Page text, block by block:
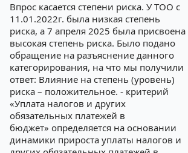
Впрос касается степени риска. У ТОО с
11.01.2022г. была низкая степень
риска, а 7 апреля 2025 была присвоена
высокая степень риска. Было подано
обращение на разъяснение данного
категорирования, на что мы получили
ответ: Влияние на степень (уровень)
риска – положительное. - критерий
«Уплата налогов и других
обязательных платежей в
бюджет» определяется на основании
динамики прироста уплаты налогов и